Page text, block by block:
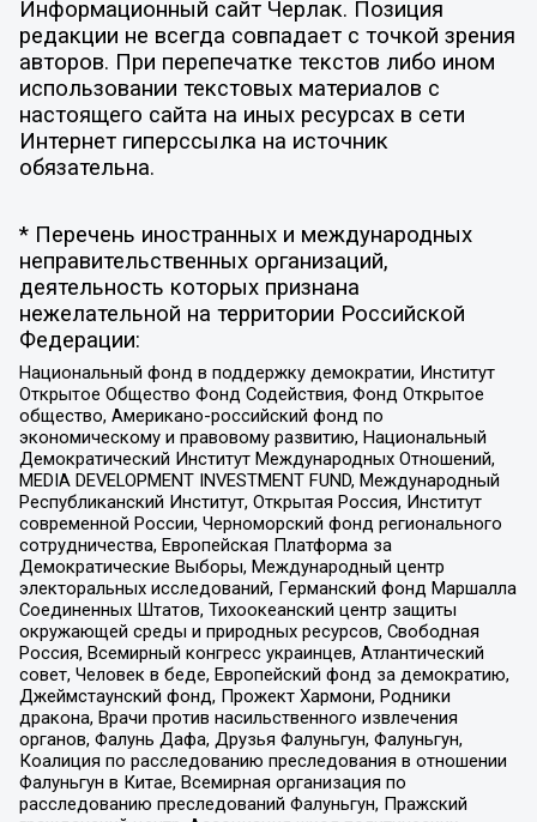
Информационный сайт Черлак. Позиция
редакции не всегда совпадает с точкой зрения
авторов. При перепечатке текстов либо ином
использовании текстовых материалов с
настоящего сайта на иных ресурсах в сети
Интернет гиперссылка на источник
обязательна.
* Перечень иностранных и международных
неправительственных организаций,
деятельность которых признана
нежелательной на территории Российской
Федерации:
Национальный фонд в поддержку демократии, Институт
Открытое Общество Фонд Содействия, Фонд Открытое
общество, Американо-российский фонд по
экономическому и правовому развитию, Национальный
Демократический Институт Международных Отношений,
MEDIA DEVELOPMENT INVESTMENT FUND, Международный
Республиканский Институт, Открытая Россия, Институт
современной России, Черноморский фонд регионального
сотрудничества, Европейская Платформа за
Демократические Выборы, Международный центр
электоральных исследований, Германский фонд Маршалла
Соединенных Штатов, Тихоокеанский центр защиты
окружающей среды и природных ресурсов, Свободная
Россия, Всемирный конгресс украинцев, Атлантический
совет, Человек в беде, Европейский фонд за демократию,
Джеймстаунский фонд, Прожект Хармони, Родники
дракона, Врачи против насильственного извлечения
органов, Фалунь Дафа, Друзья Фалуньгун, Фалуньгун,
Коалиция по расследованию преследования в отношении
Фалуньгун в Китае, Всемирная организация по
расследованию преследований Фалуньгун, Пражский